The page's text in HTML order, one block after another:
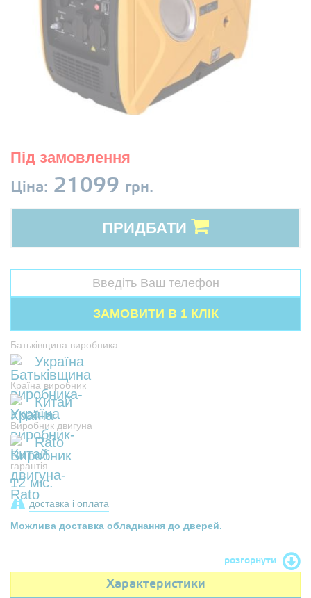
Під замовлення
Ціна: 21099 грн.
ПРИДБАТИ
Батьківщина виробника
Україна
Країна виробник
Китай
Виробник двигуна
Rato
гарантія
12 міс.
доставка і оплата
Можлива доставка обладнання до дверей.
розгорнути
Характеристики